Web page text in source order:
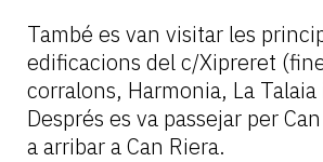
També es van visitar les
edificacions del c/Xipreret
corralons, Harmonia, La
Després es va passejar per
a arribar a Can Riera.